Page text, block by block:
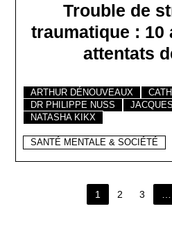
Trouble de
traumatique : 10
attentats
ARTHUR DÉNOUVEAUX
DR PHILIPPE NUSS
NATASHA KIKX
SANTÉ MENTALE & SOCIÉTÉ
1 2 3